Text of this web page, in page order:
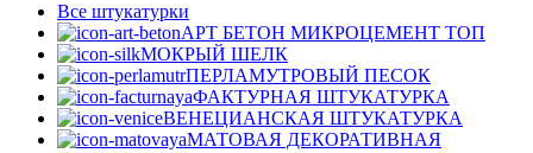
Все штукатурки
АРТ БЕТОН МИКРОЦЕМЕНТ ТОП
МОКРЫЙ ШЕЛК
ПЕРЛАМУТРОВЫЙ ПЕСОК
ФАКТУРНАЯ ШТУКАТУРКА
ВЕНЕЦИАНСКАЯ ШТУКАТУРКА
МАТОВАЯ ДЕКОРАТИВНАЯ